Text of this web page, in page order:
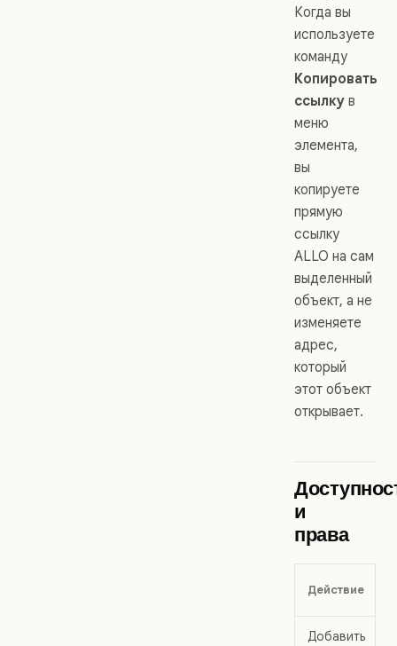
Когда вы
используете
команду
Копировать
ссылку в
меню
элемента,
вы
копируете
прямую
ссылку
ALLO на сам
выделенный
объект, а не
изменяете
адрес,
который
этот объект
открывает.
и
права
Действие
Добавить